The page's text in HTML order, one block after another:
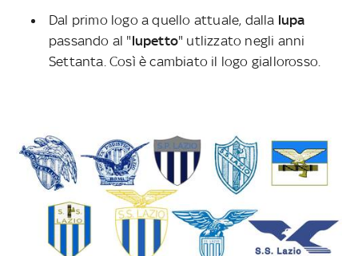
Dal primo logo a quello attuale, dalla lupa
passando al "lupetto" utlizzato negli anni
Settanta. Così è cambiato il logo giallorosso.